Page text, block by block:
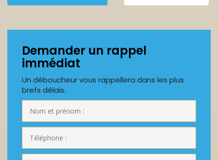
Demander un rappel
immédiat
Un déboucheur vous rappellera dans les plus
brefs délais.